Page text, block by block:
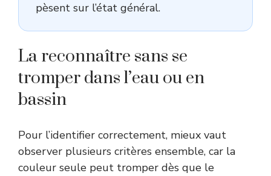
pèsent sur l’état général.
La reconnaître sans se
tromper dans l’eau ou en
bassin
Pour l’identifier correctement, mieux vaut
observer plusieurs critères ensemble, car la
couleur seule peut tromper dès que le